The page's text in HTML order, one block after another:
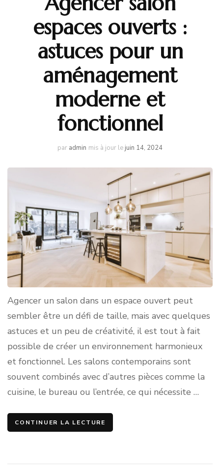
espaces ouverts :
astuces pour un
aménagement
moderne et
fonctionnel
par admin mis à jour le juin 14, 2024
Agencer un salon dans un espace ouvert peut
sembler être un défi de taille, mais avec quelques
astuces et un peu de créativité, il est tout à fait
possible de créer un environnement harmonieux
et fonctionnel. Les salons contemporains sont
souvent combinés avec d’autres pièces comme la
cuisine, le bureau ou l’entrée, ce qui nécessite …
CONTINUER LA LECTURE